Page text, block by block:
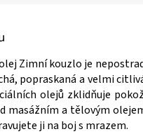
Zimní kouzlo je
popraskaná a velmi
olejů zklidňuje
masážním a tělovým
ji na boj s mrazem.